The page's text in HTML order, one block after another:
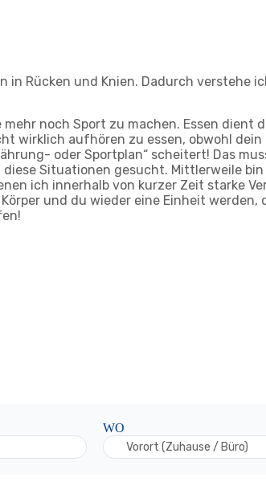
Rücken und Knien. Dadurch verstehe
noch Sport zu machen. Essen
wirklich aufhören zu essen, obwohl
oder Sportplan“ scheitert! Das
Situationen gesucht. Mittlerweile
ich innerhalb von kurzer Zeit starke
und du wieder eine Einheit
WO
Vorort (Zuhause / Büro)